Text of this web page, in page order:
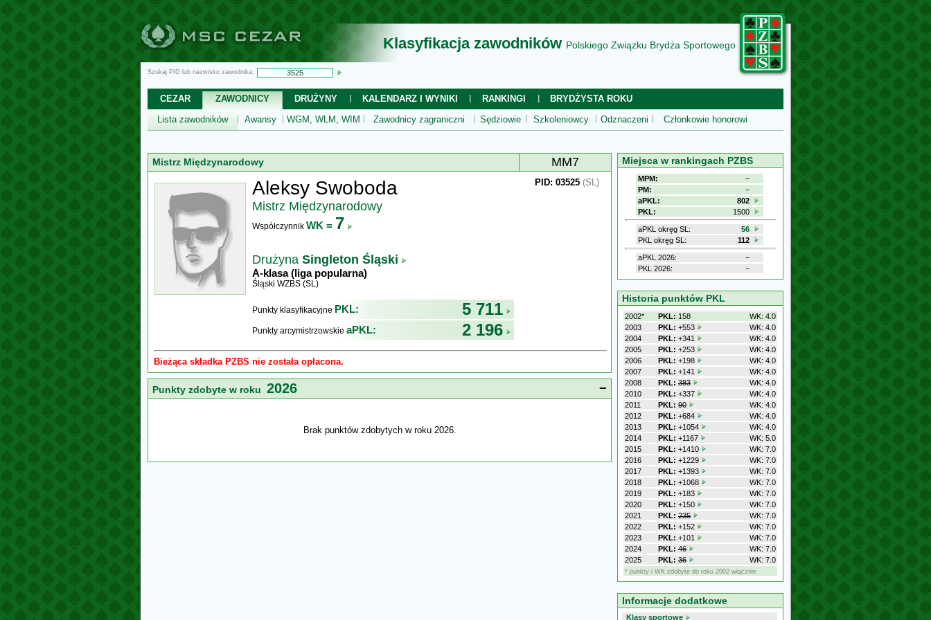
Klasyfikacja zawodników Polskiego Związku Brydża Sportowego
Szukaj PID lub nazwisko zawodnika:
CEZAR ZAWODNICY DRUŻYNY KALENDARZ I WYNIKI RANKINGI
BRYDŻYSTA ROKU
Lista zawodników
Awansy WGM, WLM, WIM Zawodnicy zagraniczni Sędziowie Szkoleniowcy Odznaczeni Członkowie honorowi
Mistrz Międzynarodowy MM7
Aleksy Swoboda
Mistrz Międzynarodowy
Współczynnik WK = 7
Drużyna Singleton Śląski
A-klasa (liga popularna)
Śląski WZBS (SL)
Punkty klasyfikacyjne PKL: 5 711
Punkty arcymistrzowskie aPKL: 2 196
PID: 03525 (SL)
Bieżąca składka PZBS nie została opłacona.
Punkty zdobyte w roku 2026 −
Brak punktów zdobytych w roku 2026.
Miejsca w rankingach PZBS
MPM:
−
PM:
−
aPKL:
802
PKL:
1500
aPKL okręg SL:
56
PKL okręg SL:
112
aPKL 2026:
−
PKL 2026:
−
Historia punktów PKL
2002* PKL: 158
WK: 4.0
2003
PKL: +553
WK: 4.0
2004
PKL: +341
WK: 4.0
2005
PKL: +253
WK: 4.0
2006
PKL: +198
WK: 4.0
2007
PKL: +141
WK: 4.0
2008
PKL: 383
WK: 4.0
2010
PKL: +337
WK: 4.0
2011
PKL: 90
WK: 4.0
2012
PKL: +684
WK: 4.0
2013
PKL: +1054
WK: 4.0
2014
PKL: +1167
WK: 5.0
2015
PKL: +1410
WK: 7.0
2016
PKL: +1229
WK: 7.0
2017
PKL: +1393
WK: 7.0
2018
PKL: +1068
WK: 7.0
2019
PKL: +183
WK: 7.0
2020
PKL: +150
WK: 7.0
2021
PKL: 235
WK: 7.0
2022
PKL: +152
WK: 7.0
2023
PKL: +101
WK: 7.0
2024
PKL: 46
WK: 7.0
2025
PKL: 36 WK: 7.0
* punkty i WK zdobyte do roku 2002 włącznie
Informacje dodatkowe
Klasy sportowe